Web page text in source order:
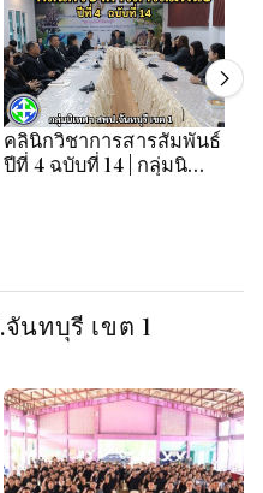
คลินิกวิชาการสารสัมพันธ์
ปีที่ 4 ฉบับที่ 14 | กลุ่มนิ
นทบุรี เขต 1